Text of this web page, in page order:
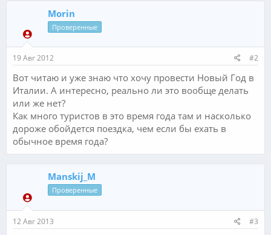
Morin
Проверенные
19 Авг 2012 #2
Вот читаю и уже знаю что хочу провести Новый Год в
Италии. А интересно, реально ли это вообще делать
или же нет?
Как много туристов в это время года там и насколько
дороже обойдется поездка, чем если бы ехать в
обычное время года?
Manskij_M
Проверенные
12 Авг 2013 #3